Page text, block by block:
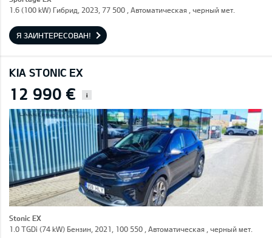
1.6 (100 kW) Гибрид, 2023, 77 500 , Автоматическая , черный мет.
Я ЗАИНТЕРЕСОВАН!
KIA STONIC EX
12 990 € i
Stonic EX
1.0 TGDi (74 kW) Бензин, 2021, 100 550 , Автоматическая , черный мет.